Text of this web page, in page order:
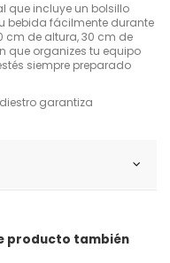
que incluye un bolsillo
bebida fácilmente durante
cm de altura, 30 cm de
que organizes tu equipo
siempre preparado
garantiza
producto también